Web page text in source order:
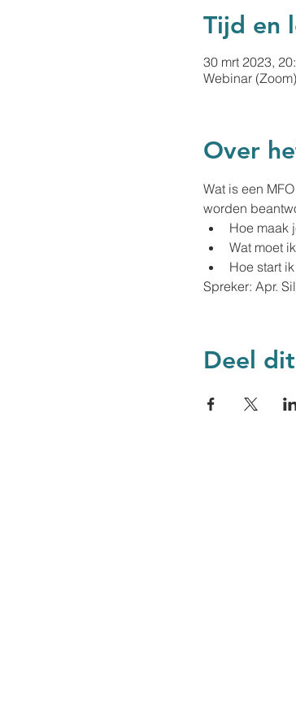
Tijd en
30 mrt 2023,
Webinar (Zoom)
Over
Wat is een
worden
Hoe maak
Wat moet
Hoe start
Spreker: Apr.
Deel